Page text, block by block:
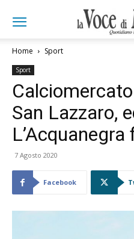
Home Sport
Sport
San Lazzaro,
7 Agosto 2020
Facebook